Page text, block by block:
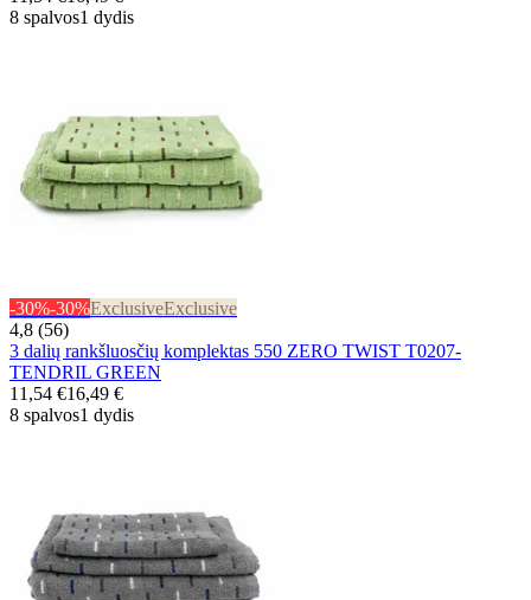
8 spalvos1 dydis
-30%-30%ExclusiveExclusive
4,8 (56)
3 dalių rankšluosčių komplektas 550 ZERO TWIST T0207-
TENDRIL GREEN
11,54 €16,49 €
8 spalvos1 dydis